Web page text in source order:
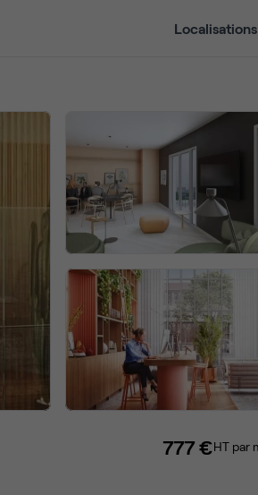
Localisations
777 €HT par